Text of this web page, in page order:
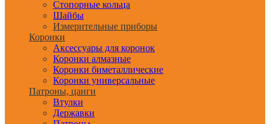
Стопорные кольца
Шайбы
Измерительные приборы
Коронки
Аксессуары для коронок
Коронки алмазные
Коронки биметаллические
Коронки универсальные
Патроны, цанги
Втулки
Державки